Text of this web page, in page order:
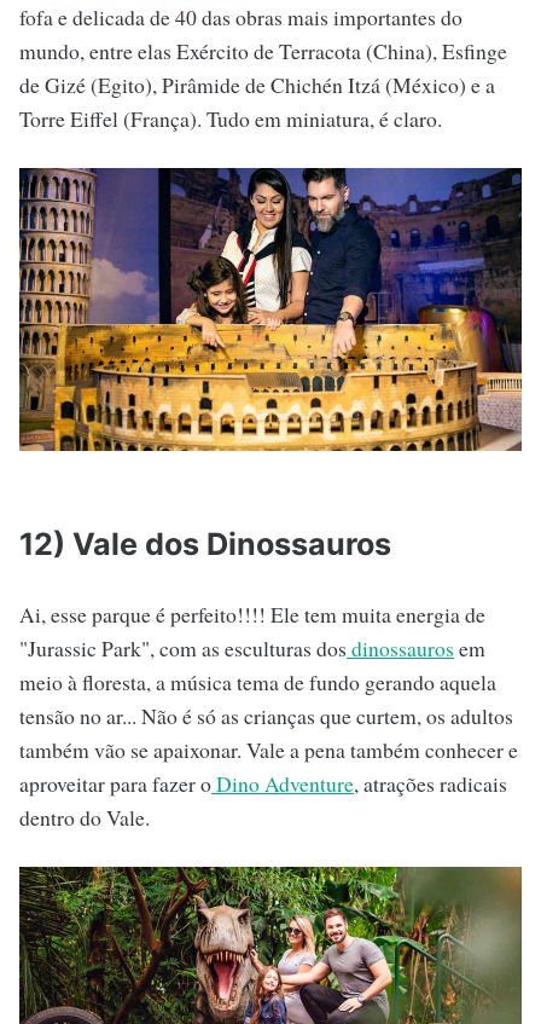
fofa e delicada de 40 das obras mais importantes do
mundo, entre elas Exército de Terracota (China), Esfinge
de Gizé (Egito), Pirâmide de Chichén Itzá (México) e a
Torre Eiffel (França). Tudo em miniatura, é claro.
12) Vale dos Dinossauros
Ai, esse parque é perfeito!!!! Ele tem muita energia de
"Jurassic Park", com as esculturas dos dinossauros em
meio à floresta, a música tema de fundo gerando aquela
tensão no ar... Não é só as crianças que curtem, os adultos
também vão se apaixonar. Vale a pena também conhecer e
aproveitar para fazer oDino Adventure, atrações radicais
dentro do Vale.